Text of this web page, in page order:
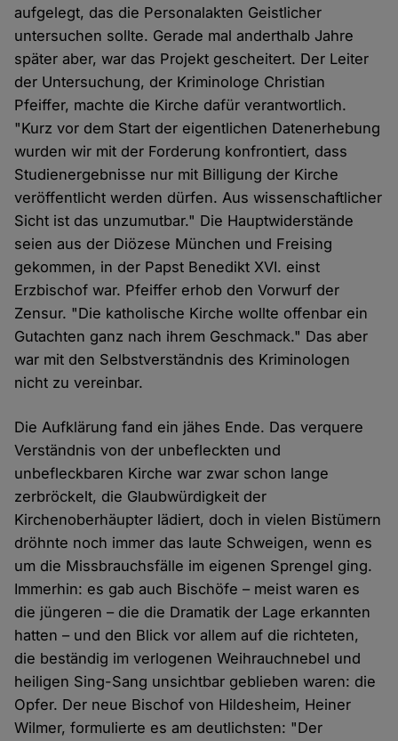
aufgelegt, das die Personalakten Geistlicher
untersuchen sollte. Gerade mal anderthalb Jahre
später aber, war das Projekt gescheitert. Der Leiter
der Untersuchung, der Kriminologe Christian
Pfeiffer, machte die Kirche dafür verantwortlich.
"Kurz vor dem Start der eigentlichen Datenerhebung
wurden wir mit der Forderung konfrontiert, dass
Studienergebnisse nur mit Billigung der Kirche
veröffentlicht werden dürfen. Aus wissenschaftlicher
Sicht ist das unzumutbar." Die Hauptwiderstände
seien aus der Diözese München und Freising
gekommen, in der Papst Benedikt XVI. einst
Erzbischof war. Pfeiffer erhob den Vorwurf der
Zensur. "Die katholische Kirche wollte offenbar ein
Gutachten ganz nach ihrem Geschmack." Das aber
war mit den Selbstverständnis des Kriminologen
nicht zu vereinbar.
Die Aufklärung fand ein jähes Ende. Das verquere
Verständnis von der unbefleckten und
unbefleckbaren Kirche war zwar schon lange
zerbröckelt, die Glaubwürdigkeit der
Kirchenoberhäupter lädiert, doch in vielen Bistümern
dröhnte noch immer das laute Schweigen, wenn es
um die Missbrauchsfälle im eigenen Sprengel ging.
Immerhin: es gab auch Bischöfe – meist waren es
die jüngeren – die die Dramatik der Lage erkannten
hatten – und den Blick vor allem auf die richteten,
die beständig im verlogenen Weihrauchnebel und
heiligen Sing-Sang unsichtbar geblieben waren: die
Opfer. Der neue Bischof von Hildesheim, Heiner
Wilmer, formulierte es am deutlichsten: "Der